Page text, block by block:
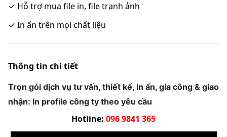
✓ Hỗ trợ mua file in, file tranh ảnh
✓ In ấn trên mọi chất liệu
Thông tin chi tiết
Trọn gói dịch vụ tư vấn, thiết kế, in ấn, gia công & giao
nhận: In profile công ty theo yêu cầu
Hotline: 096 9841 365